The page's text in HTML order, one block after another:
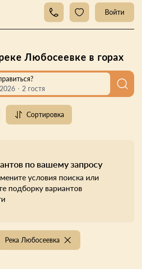
Войти
Любосеевке в горах
2 гостя
Сортировка
по вашему запросу
условия поиска или
подборку вариантов
Река Любосеевка